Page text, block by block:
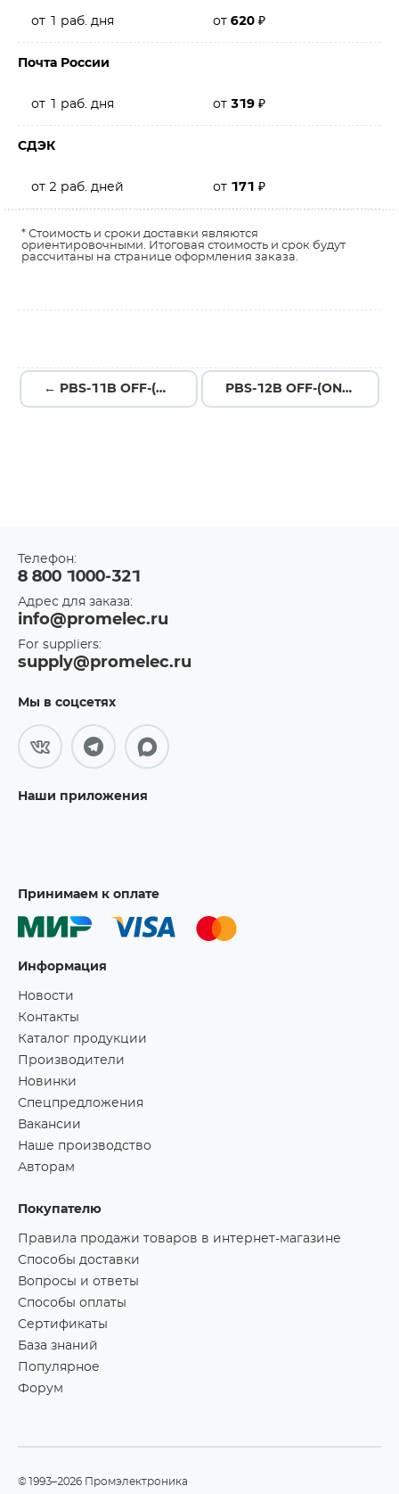
от 1 раб. дня от 620 ₽
Почта России
от 1 раб. дня от 319 ₽
СДЭК
от 2 раб. дней от 171 ₽
* Стоимость и сроки доставки являются
ориентировочными. Итоговая стоимость и срок будут
рассчитаны на странице оформления заказа.
← PBS-11B OFF-(ON) КРАСНЫЙ PBS-12B OFF-(ON) ЗЕЛЕНЫЙ →
Телефон:
8 800 1000-321
Адрес для заказа:
info@promelec.ru
For suppliers:
supply@promelec.ru
Мы в соцсетях
Наши приложения
Принимаем к оплате
Информация
Новости
Контакты
Каталог продукции
Производители
Новинки
Спецпредложения
Вакансии
Наше производство
Авторам
Покупателю
Правила продажи товаров в интернет-магазине
Способы доставки
Вопросы и ответы
Способы оплаты
Сертификаты
База знаний
Популярное
Форум
©1993–2026 Промэлектроника